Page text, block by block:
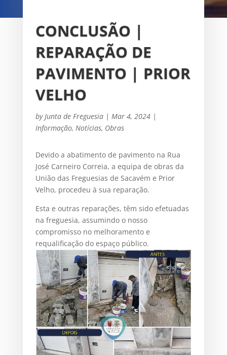
CONCLUSÃO |
REPARAÇÃO DE
PAVIMENTO | PRIOR
VELHO
by Junta de Freguesia| Mar 4, 2024|
Informação, Notícias, Obras
Devido a abatimento de pavimento na Rua
José Carneiro Correia, a equipa de obras da
União das Freguesias de Sacavém e Prior
Velho, procedeu à sua reparação.
Esta e outras reparações, têm sido efetuadas
na freguesia, assumindo o nosso
compromisso no melhoramento e
requalificação do espaço público.